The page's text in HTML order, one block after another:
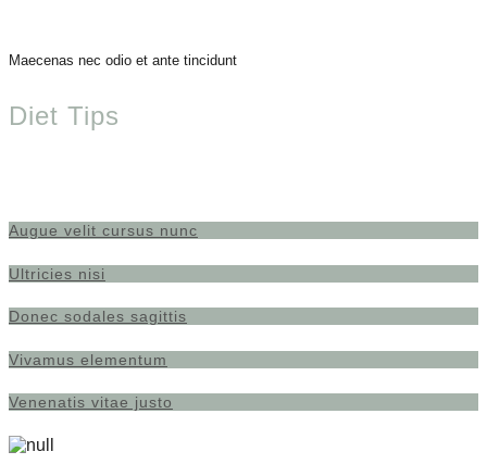
Maecenas nec odio et ante tincidunt
Diet Tips
Augue velit cursus nunc
Ultricies nisi
Donec sodales sagittis
Vivamus elementum
Venenatis vitae justo